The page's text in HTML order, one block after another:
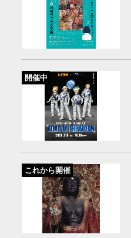
開催中
これから開催